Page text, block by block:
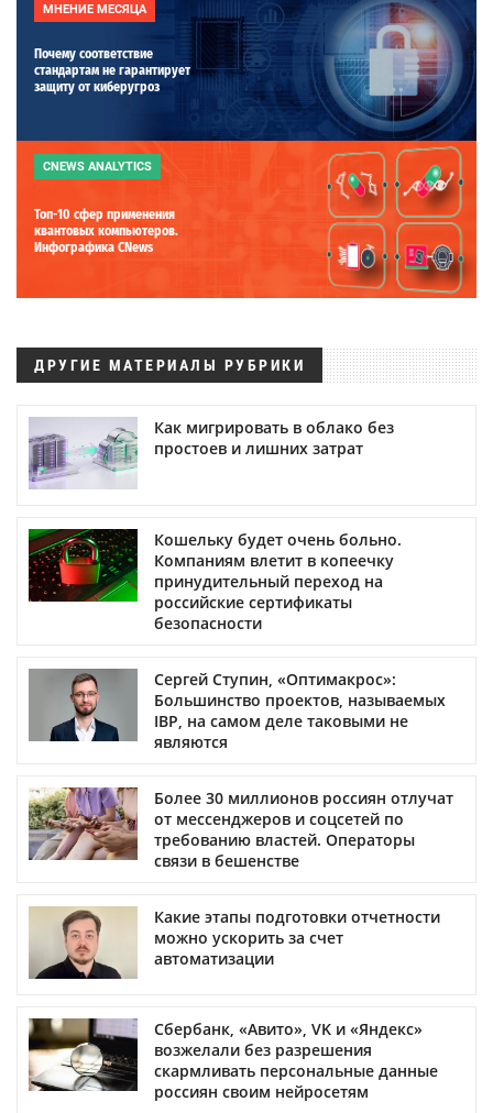
МНЕНИЕ МЕСЯЦА
Почему соответствие
стандартам не гарантирует
защиту от киберугроз
CNEWS ANALYTICS
Топ-10 сфер применения
квантовых компьютеров.
Инфографика CNews
ДРУГИЕ МАТЕРИАЛЫ РУБРИКИ
Как мигрировать в облако без
простоев и лишних затрат
Кошельку будет очень больно.
Компаниям влетит в копеечку
принудительный переход на
российские сертификаты
безопасности
Сергей Ступин, «Оптимакрос»:
Большинство проектов, называемых
IBP, на самом деле таковыми не
являются
Более 30 миллионов россиян отлучат
от мессенджеров и соцсетей по
требованию властей. Операторы
связи в бешенстве
Какие этапы подготовки отчетности
можно ускорить за счет
автоматизации
Сбербанк, «Авито», VK и «Яндекс»
возжелали без разрешения
скармливать персональные данные
россиян своим нейросетям